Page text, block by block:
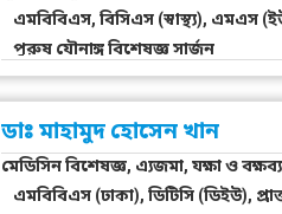
এমবিবিএস, বিসিএস (স্বাস্থ্য), এমএস
পুরুষ যৌনাঙ্গ বিশেষজ্ঞ সার্জন
ডাঃ মাহামুদ হোসেন খান
মেডিসিন বিশেষজ্ঞ, এ্যজমা, যক্ষা ও
এমবিবিএস (ঢাকা), ডিটিসি (ডিইউ),